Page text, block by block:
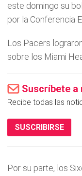
este domingo su
por la Conferencia
Los Pacers
sobre los Miami
Suscríbete
Recibe todas las
SUSCRIBIRSE
Por su parte, los